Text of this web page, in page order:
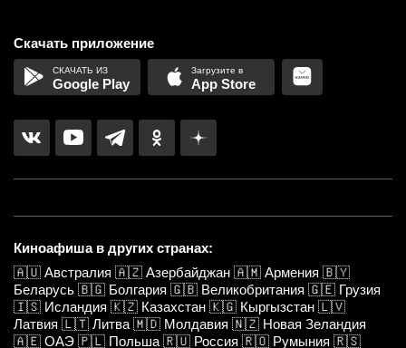
Скачать приложение
Google Play App Store
Киноафиша в других странах:
🇦🇺 Австралия 🇦🇿 Азербайджан 🇦🇲 Армения 🇧🇾
Беларусь 🇧🇬 Болгария 🇬🇧 Великобритания 🇬🇪 Грузия
🇮🇸 Исландия 🇰🇿 Казахстан 🇰🇬 Кыргызстан 🇱🇻
Латвия 🇱🇹 Литва 🇲🇩 Молдавия 🇳🇿 Новая Зеландия
🇦🇪 ОАЭ 🇵🇱 Польша 🇷🇺 Россия 🇷🇴 Румыния 🇷🇸